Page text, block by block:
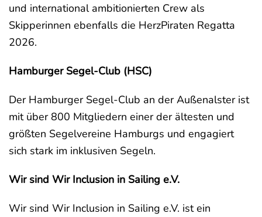
und international ambitionierten Crew als
Skipperinnen ebenfalls die HerzPiraten Regatta
2026.
Hamburger Segel-Club (HSC)
Der Hamburger Segel-Club an der Außenalster ist
mit über 800 Mitgliedern einer der ältesten und
größten Segelvereine Hamburgs und engagiert
sich stark im inklusiven Segeln.
Wir sind Wir Inclusion in Sailing e.V.
Wir sind Wir Inclusion in Sailing e.V. ist ein